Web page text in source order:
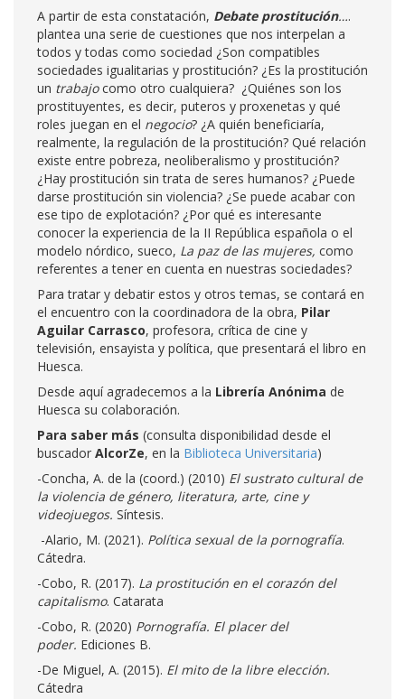
A partir de esta constatación, Debate prostitución….
plantea una serie de cuestiones que nos interpelan a
todos y todas como sociedad ¿Son compatibles
sociedades igualitarias y prostitución? ¿Es la prostitución
un trabajocomo otro cualquiera? ¿Quiénes son los
prostituyentes, es decir, puteros y proxenetas y qué
roles juegan en el negocio? ¿A quién beneficiaría,
realmente, la regulación de la prostitución? Qué relación
existe entre pobreza, neoliberalismo y prostitución?
¿Hay prostitución sin trata de seres humanos? ¿Puede
darse prostitución sin violencia? ¿Se puede acabar con
ese tipo de explotación? ¿Por qué es interesante
conocer la experiencia de la II República española o el
modelo nórdico, sueco, La paz de las mujeres, como
referentes a tener en cuenta en nuestras sociedades?
Para tratar y debatir estos y otros temas, se contará en
el encuentro con la coordinadora de la obra, Pilar
Aguilar Carrasco, profesora, crítica de cine y
televisión, ensayista y política, que presentará el libro en
Huesca.
Desde aquí agradecemos a la Librería Anónima de
Huesca su colaboración.
Para saber más (consulta disponibilidad desde el
buscador AlcorZe, en la Biblioteca Universitaria)
-Concha, A. de la (coord.) (2010) El sustrato cultural de
la violencia de género, literatura, arte, cine y
videojuegos. Síntesis.
-Alario, M. (2021). Política sexual de la pornografía.
Cátedra.
-Cobo, R. (2017). La prostitución en el corazón del
capitalismo. Catarata
-Cobo, R. (2020) Pornografía. El placer del
poder. Ediciones B.
-De Miguel, A. (2015). El mito de la libre elección.
Cátedra